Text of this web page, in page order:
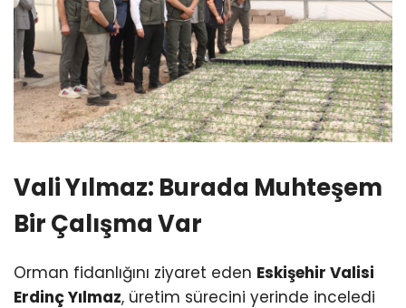
Vali Yılmaz: Burada Muhteşem
Bir Çalışma Var
Orman fidanlığını ziyaret eden Eskişehir Valisi
Erdinç Yılmaz, üretim sürecini yerinde inceledi